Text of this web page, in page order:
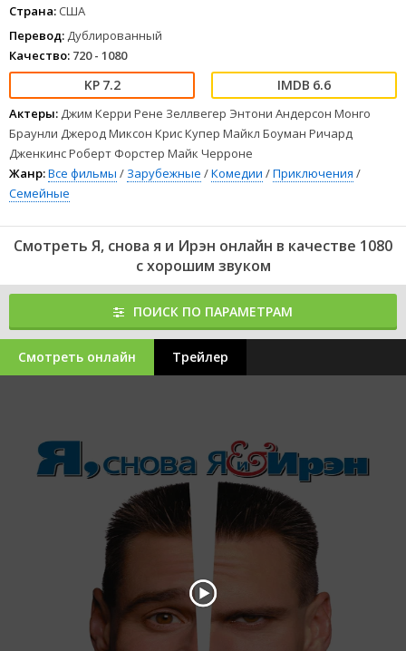
Страна: США
Перевод: Дублированный
Качество: 720 - 1080
7.2 6.6
Актеры: Джим Керри Рене Зеллвегер Энтони Андерсон Монго
Браунли Джерод Миксон Крис Купер Майкл Боуман Ричард
Дженкинс Роберт Форстер Майк Черроне
Жанр:Все фильмы / Зарубежные /Комедии /Приключения /
Семейные
Смотреть Я, снова я и Ирэн онлайн в качестве 1080
с хорошим звуком
ПОИСК ПО ПАРАМЕТРАМ
Смотреть онлайн Трейлер